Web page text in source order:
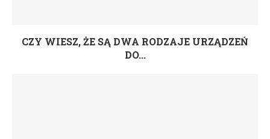
CZY WIESZ, ŻE SĄ DWA RODZAJE URZĄDZEŃ
DO...